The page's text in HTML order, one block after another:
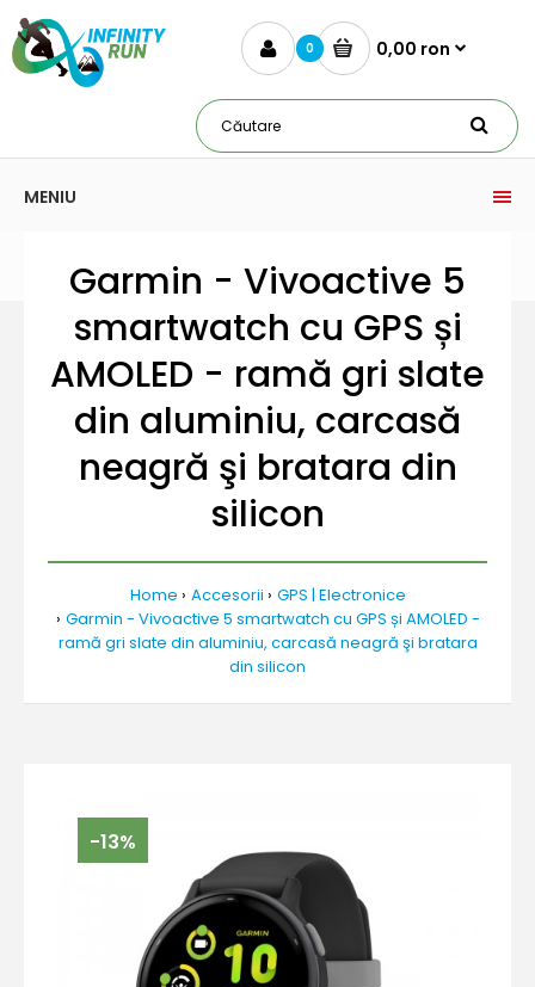
0 0,00 ron
MENIU
Garmin - Vivoactive 5
smartwatch cu GPS și
AMOLED - ramă gri slate
din aluminiu, carcasă
neagră şi bratara din
silicon
Home Accesorii
GPS | Electronice
Garmin - Vivoactive 5 smartwatch cu GPS și AMOLED -
ramă gri slate din aluminiu, carcasă neagră şi bratara
din silicon
-13%